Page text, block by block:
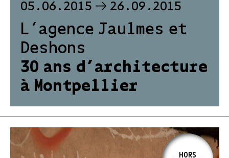
05.06.2015 26.09.2015
L’agence Jaulmes et
Deshons
30 ans d’architecture
à Montpellier
HORS